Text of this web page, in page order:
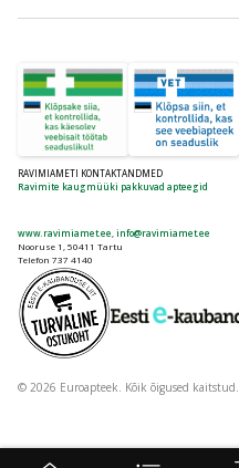
RAVIMIAMETI KONTAKTANDMED
Ravimite kaugmüüki pakkuvad apteegid
www.ravimiamet.ee info@ravimiamet.ee
Nooruse 1, 50411 Tartu
Telefon 737 4140
© 2026 Euroapteek. Kõik õigused kaitstud.